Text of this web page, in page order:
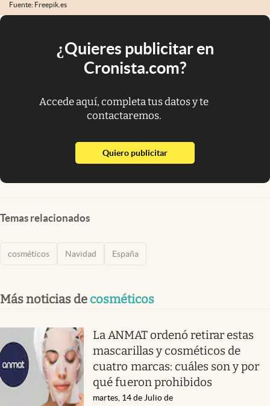
Fuente: Freepik.es
¿Quieres publicitar en
Cronista.com?
Accede aquí, completa tus datos y te
contactaremos.
Quiero publicitarabre en nueva pestaña
Temas relacionados
cosméticos Navidad España
Más noticias de cosméticos
La ANMAT ordenó retirar estas
mascarillas y cosméticos de
cuatro marcas: cuáles son y por
qué fueron prohibidos
martes, 14 de Julio de